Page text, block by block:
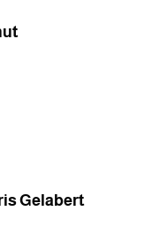
Gelabert